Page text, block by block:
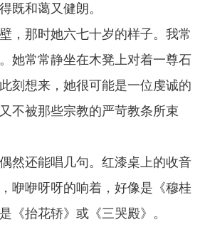
既和蔼又健朗。
那时她六七十岁的样子。我常
她常常静坐在木凳上对着一尊石
刻想来，她很可能是一位虔诚的
不被那些宗教的严苛教条所束
还能唱几句。红漆桌上的收音
咿咿呀呀的响着，好像是《穆桂
《抬花轿》或《三哭殿》。